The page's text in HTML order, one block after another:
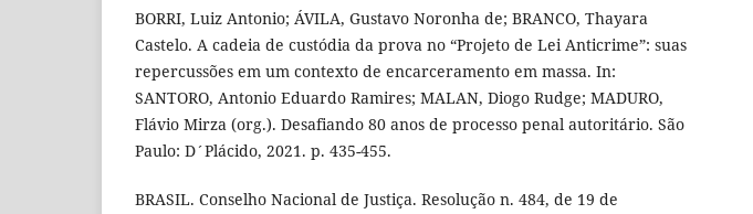
BORRI, Luiz Antonio; ÁVILA, Gustavo Noronha de; BRANCO, Thayara
Castelo. A cadeia de custódia da prova no “Projeto de Lei Anticrime”: suas
repercussões em um contexto de encarceramento em massa. In:
SANTORO, Antonio Eduardo Ramires; MALAN, Diogo Rudge; MADURO,
Flávio Mirza (org.). Desafiando 80 anos de processo penal autoritário. São
Paulo: D´Plácido, 2021. p. 435-455.
BRASIL. Conselho Nacional de Justiça. Resolução n. 484, de 19 de